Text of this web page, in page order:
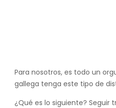
Para nosotros, es todo un
gallega tenga este tipo de
¿Qué es lo siguiente?